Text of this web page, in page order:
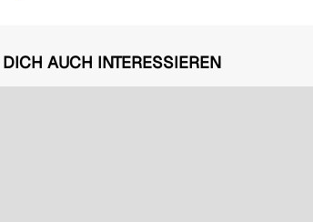
AUCH INTERESSIEREN